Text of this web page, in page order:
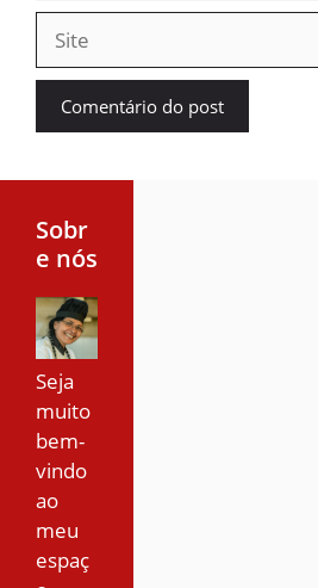
Sobr
e nós
Seja
muito
bem-
vindo
ao
meu
espaç